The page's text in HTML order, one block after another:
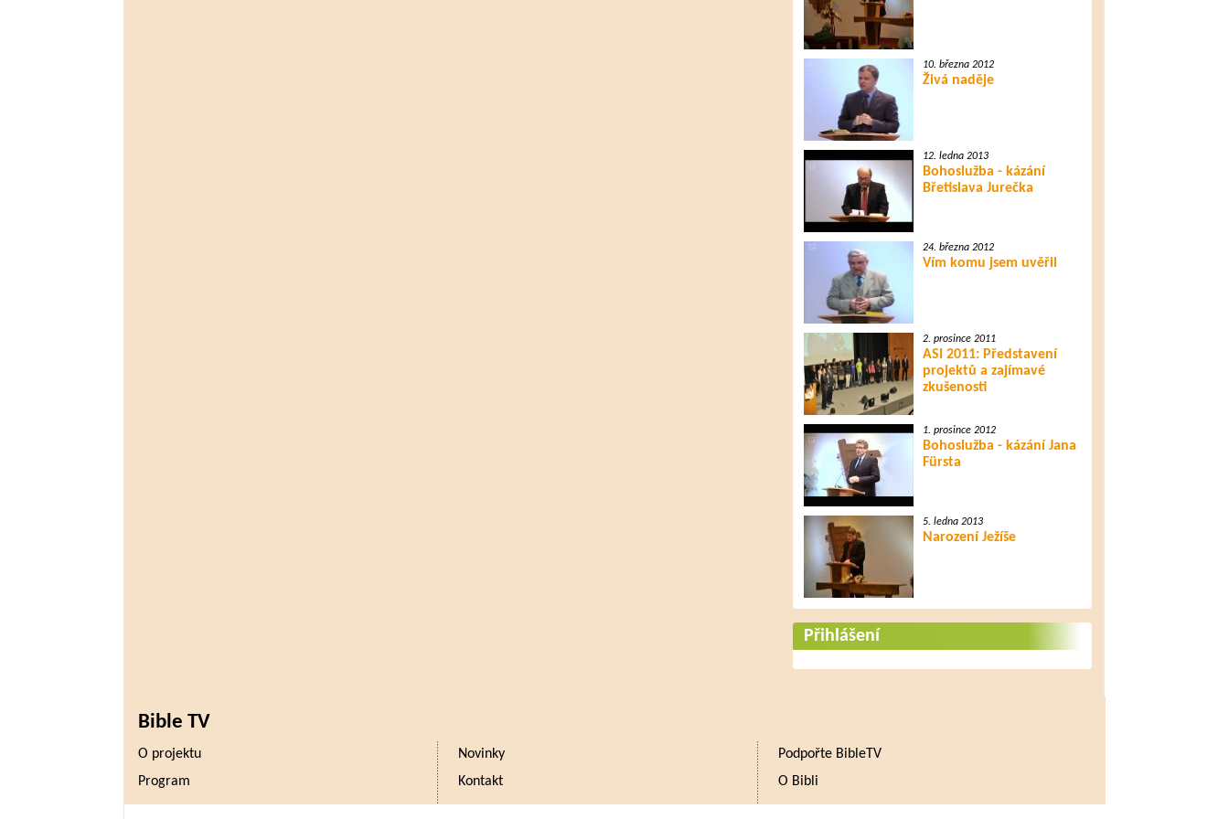
10. března 2012
Živá naděje
12. ledna 2013
Bohoslužba - kázání
Břetislava Jurečka
24. března 2012
Vím komu jsem uvěřil
2. prosince 2011
ASI 2011: Představení
projektů a zajímavé
zkušenosti
1. prosince 2012
Bohoslužba - kázání Jana
Fürsta
5. ledna 2013
Narození Ježíše
Přihlášení
Bible TV
O projektu Novinky
Podpořte BibleTV
Program
Kontakt O Bibli